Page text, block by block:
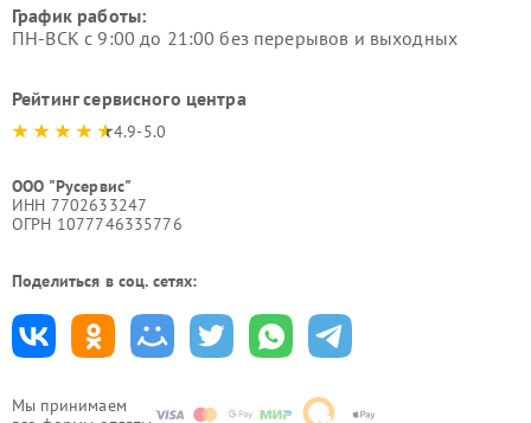
Мы принимаем
График работы:
ПН-ВСК с 9:00 до 21:00 без перерывов и выходных
Рейтинг сервисного центра
4.9-5.0
ООО "Русервис"
ИНН 7702633247
ОГРН 1077746335776
Поделиться в соц. сетях: